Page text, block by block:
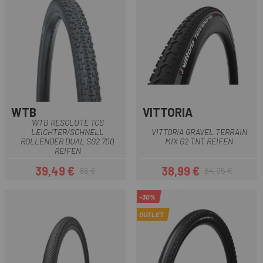
WTB
WTB RESOLUTE TCS
LEICHTER/SCHNELL
ROLLENDER DUAL SG2 700
REIFEN
Preis
39,49 €Regulärer Preis
66 €
VITTORIA
VITTORIA GRAVEL TERRAIN
MIX G2 TNT REIFEN
Preis
38,99 €Regulärer Preis
64,95 €
-30%
OUTLET